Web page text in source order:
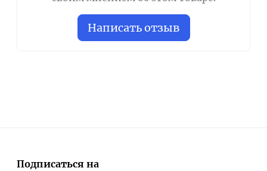
Написать отзыв
Подписаться на